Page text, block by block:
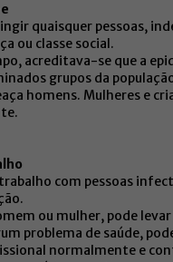
quaisquer pessoas,
ou classe social.
acreditava-se que a
grupos da
homens. Mulheres e
com pessoas
ou mulher, pode levar
problema de saúde,
normalmente e